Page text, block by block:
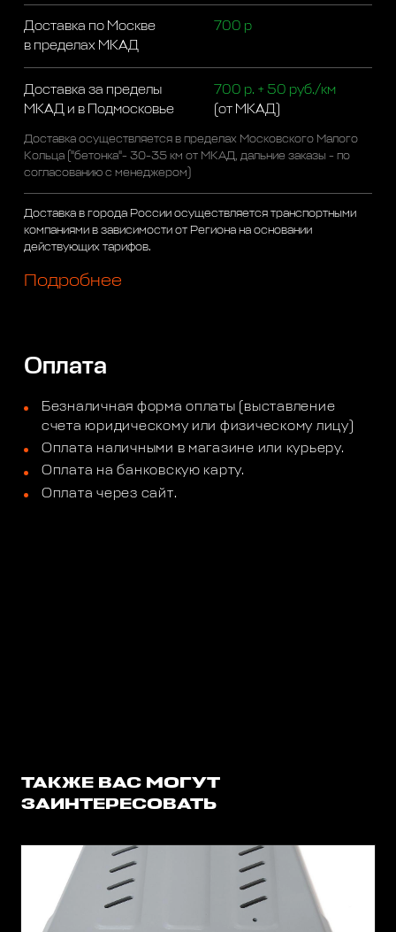
Доставка по Москве
в пределах МКАД
700 р
Доставка за пределы
МКАД и в Подмосковье
700 р. + 50 руб./км
(от МКАД)
Доставка осуществляется в пределах Московского Малого
Кольца ("бетонка"- 30-35 км от МКАД, дальние заказы - по
согласованию с менеджером)
Доставка в города России осуществляется транспортными
компаниями в зависимости от Региона на основании
действующих тарифов.
Подробнее
Оплата
Безналичная форма оплаты (выставление
счета юридическому или физическому лицу)
Оплата наличными в магазине или курьеру.
Оплата на банковскую карту.
Оплата через сайт.
ТАКЖЕ ВАС МОГУТ
ЗАИНТЕРЕСОВАТЬ